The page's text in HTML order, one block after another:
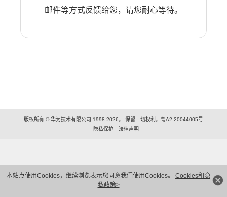
本站点使用Cookies，继续浏览表示您同意我们使用Cookies。 Cookies和隐
私政策>
邮件等方式反馈给您，请您耐心等待。
版权所有 © 华为技术有限公司 1998-2026。 保留一切权利。粤A2-20044005号
隐私保护
法律声明